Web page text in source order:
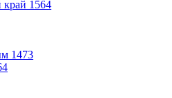
край 1564
1473